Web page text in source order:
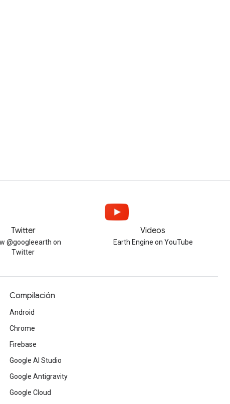
Twitter
@googleearth on
Twitter
Videos
Earth Engine on YouTube
Compilación
Android
Chrome
Firebase
Google AI Studio
Google Antigravity
Google Cloud